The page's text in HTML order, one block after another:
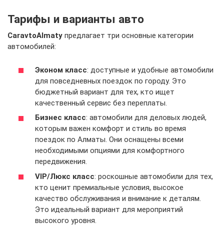
Тарифы и варианты авто
CaravtoAlmaty предлагает три основные категории
автомобилей:
Эконом класс: доступные и удобные автомобили
для повседневных поездок по городу. Это
бюджетный вариант для тех, кто ищет
качественный сервис без переплаты.
Бизнес класс: автомобили для деловых людей,
которым важен комфорт и стиль во время
поездок по Алматы. Они оснащены всеми
необходимыми опциями для комфортного
передвижения.
VIP/Люкс класс: роскошные автомобили для тех,
кто ценит премиальные условия, высокое
качество обслуживания и внимание к деталям.
Это идеальный вариант для мероприятий
высокого уровня.